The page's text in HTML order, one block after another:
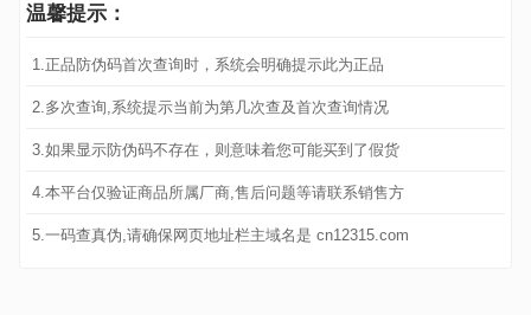
温馨提示：
1.正品防伪码首次查询时，系统会明确提示此为正品
2.多次查询,系统提示当前为第几次查及首次查询情况
3.如果显示防伪码不存在，则意味着您可能买到了假货
4.本平台仅验证商品所属厂商,售后问题等请联系销售方
5.一码查真伪,请确保网页地址栏主域名是 cn12315.com